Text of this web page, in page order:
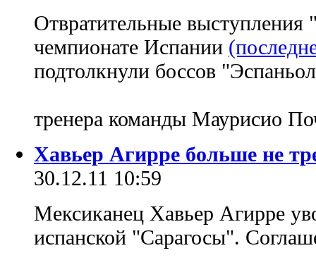
Отвратительные
чемпионате Испании
подтолкнули боссов
тренера команды Маурисио
Хавьер Агирре больше не
30.12.11 10:59
Мексиканец Хавьер Агирре
испанской "Сарагосы".